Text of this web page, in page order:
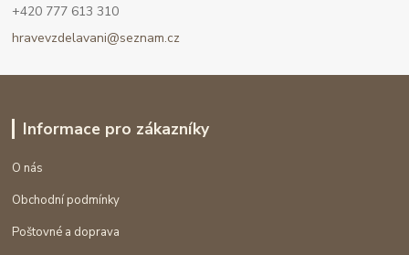
+420 777 613 310
hravevzdelavani@seznam.cz
Informace pro zákazníky
O nás
Obchodní podmínky
Poštovné a doprava